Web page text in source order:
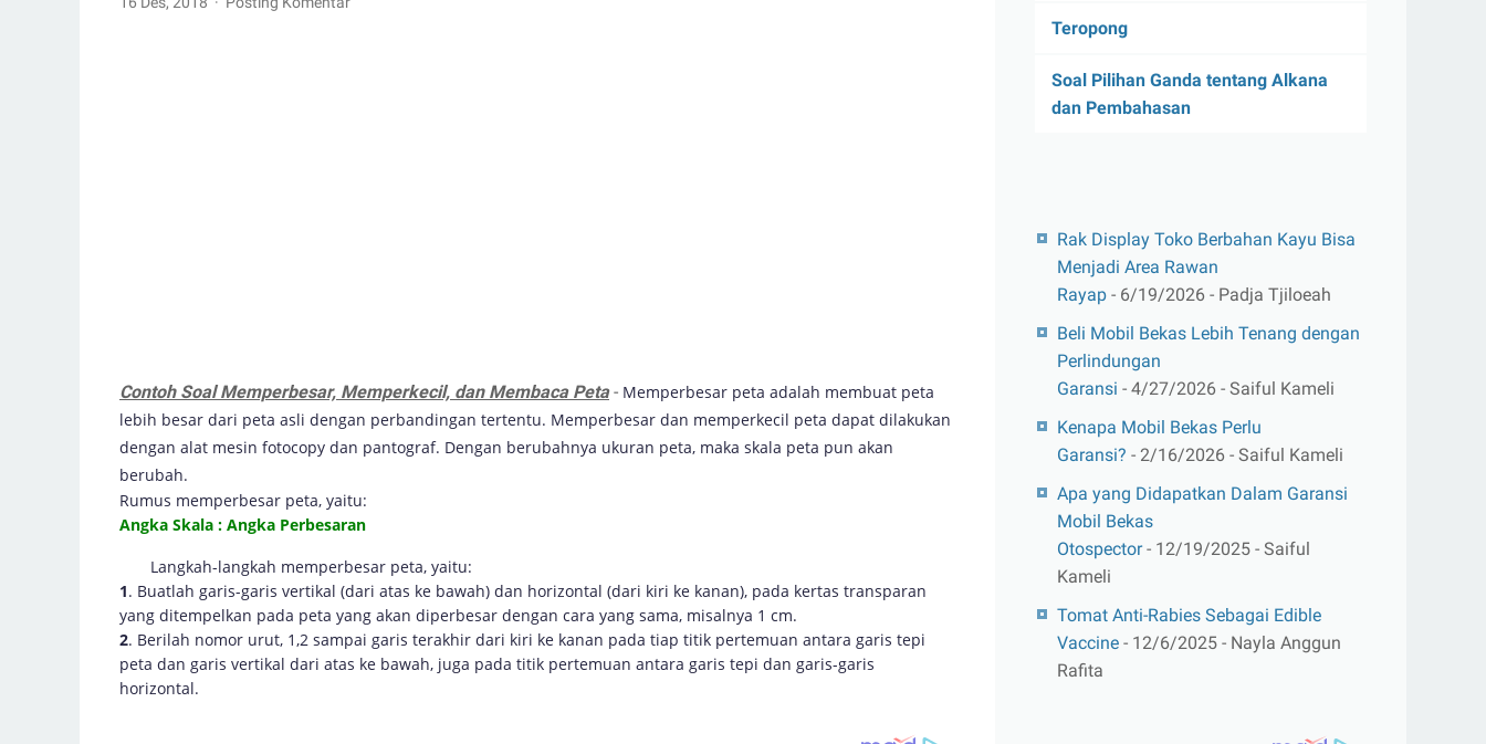
Contoh Soal Memperbesar, Memperkecil, dan Membaca Peta- Memperbesar peta adalah membuat peta
lebih besar dari peta asli dengan perbandingan tertentu. Memperbesar dan memperkecil peta dapat dilakukan
dengan alat mesin fotocopy dan pantograf. Dengan berubahnya ukuran peta, maka skala peta pun akan
berubah.
Rumus memperbesar peta, yaitu:
Angka Skala : Angka Perbesaran
Langkah-langkah memperbesar peta, yaitu:
1. Buatlah garis-garis vertikal (dari atas ke bawah) dan horizontal (dari kiri ke kanan), pada kertas transparan
yang ditempelkan pada peta yang akan diperbesar dengan cara yang sama, misalnya 1 cm.
2. Berilah nomor urut, 1,2 sampai garis terakhir dari kiri ke kanan pada tiap titik pertemuan antara garis tepi
peta dan garis vertikal dari atas ke bawah, juga pada titik pertemuan antara garis tepi dan garis-garis
horizontal.
Teropong
Soal Pilihan Ganda tentang Alkana
dan Pembahasan
Rak Display Toko Berbahan Kayu Bisa
Menjadi Area Rawan
Rayap - 6/19/2026 - Padja Tjiloeah
Beli Mobil Bekas Lebih Tenang dengan
Perlindungan
Garansi - 4/27/2026 - Saiful Kameli
Kenapa Mobil Bekas Perlu
Garansi? - 2/16/2026 - Saiful Kameli
Apa yang Didapatkan Dalam Garansi
Mobil Bekas
Otospector- 12/19/2025 - Saiful
Kameli
Tomat Anti-Rabies Sebagai Edible
Vaccine - 12/6/2025 - Nayla Anggun
Rafita